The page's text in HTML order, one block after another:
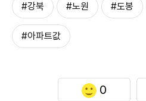
#강북 #노원 #도봉
#아파트값
0